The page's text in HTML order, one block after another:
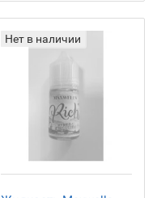
Нет в наличии